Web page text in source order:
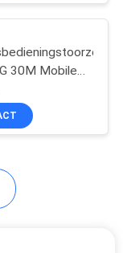
30M Mobile